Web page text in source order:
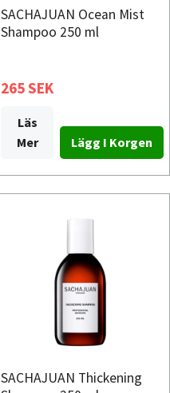
SACHAJUAN Ocean Mist
Shampoo 250 ml
265 SEK
Läs
Mer
SACHAJUAN Thickening